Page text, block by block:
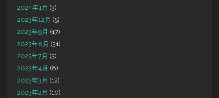
2024年1月 (3)
2023年12月 (5)
2023年9月 (17)
2023年8月 (31)
2023年7月 (3)
2023年4月 (8)
2023年3月 (12)
2023年2月 (10)